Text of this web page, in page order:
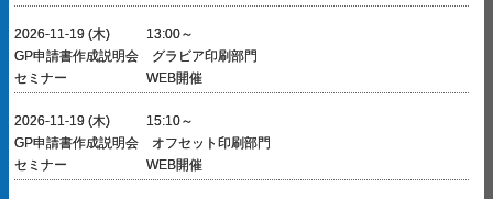
2026-11-19 (木)
13:00～
GP申請書作成説明会 グラビア印刷部門
セミナー
WEB開催
2026-11-19 (木)
15:10～
GP申請書作成説明会 オフセット印刷部門
セミナー
WEB開催